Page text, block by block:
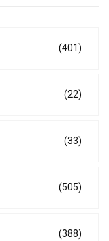
(401)
(22)
(33)
(505)
(388)